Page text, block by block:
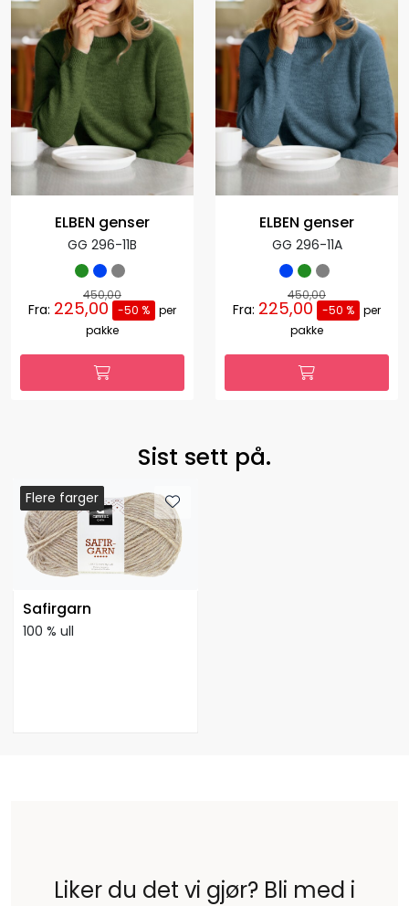
ELBEN genser
GG 296-11B
450,00
Fra: 225,00 -50 % per
pakke
ELBEN genser
GG 296-11A
450,00
Fra: 225,00 -50 % per
pakke
Sist sett på.
Flere farger
Flere farger
Flere farger
Safirgarn
100 % ull
Liker du det vi gjør? Bli med i